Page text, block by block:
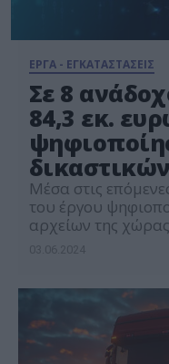
ΕΡΓΑ - ΕΓΚΑΤΑΣΤΑΣΕΙΣ
Σε 8
84,3 εκ.
Μέσα στις
του έργου
αρχείων της
διαγωνισμό. Πιο
«Ψηφιοποίηση
Υπουργείου
Ανάκαμψης και